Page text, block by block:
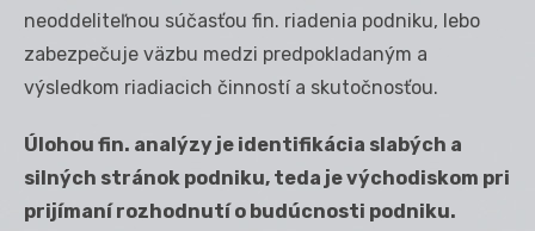
neoddeliteľnou súčasťou fin. riadenia podniku, lebo
zabezpečuje väzbu medzi predpokladaným a
výsledkom riadiacich činností a skutočnosťou.
Úlohou fin. analýzy je identifikácia slabých a
silných stránok podniku, teda je východiskom pri
prijímaní rozhodnutí o budúcnosti podniku.